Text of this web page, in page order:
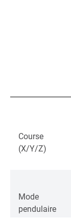
Course
(X/Y/Z)
Mode
pendulaire